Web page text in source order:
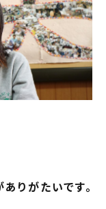
りがたいです。